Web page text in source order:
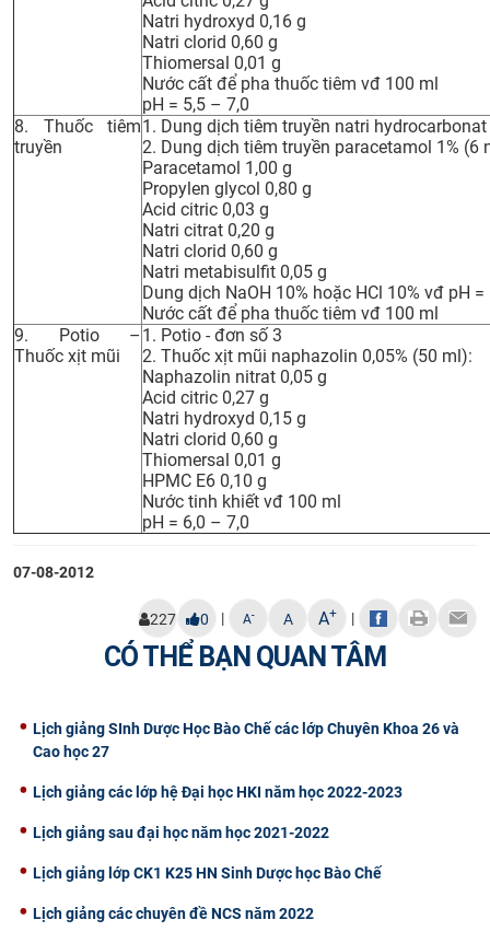
Natri hydroxyd 0,16 g
Natri clorid 0,60 g
Thiomersal 0,01 g
Nước cất để pha thuốc tiêm vđ 100 ml
pH = 5,5 – 7,0
8. Thuốc tiêm
truyền
1. Dung dịch tiêm truyền natri hydrocarbonat
2. Dung dịch tiêm truyền paracetamol 1% (6
Paracetamol 1,00 g
Propylen glycol 0,80 g
Acid citric 0,03 g
Natri citrat 0,20 g
Natri clorid 0,60 g
Natri metabisulfit 0,05 g
Dung dịch NaOH 10% hoặc HCl 10% vđ pH
Nước cất để pha thuốc tiêm vđ 100 ml
9. Potio –
Thuốc xịt mũi
1. Potio - đơn số 3
2. Thuốc xịt mũi naphazolin 0,05% (50 ml):
Naphazolin nitrat 0,05 g
Acid citric 0,27 g
Natri hydroxyd 0,15 g
Natri clorid 0,60 g
Thiomersal 0,01 g
HPMC E6 0,10 g
Nước tinh khiết vđ 100 ml
pH = 6,0 – 7,0
07-08-2012
227 0 | A- A A+ |
CÓ THỂ BẠN QUAN TÂM
Lịch giảng SInh Dược Học Bào Chế các lớp Chuyên Khoa 26 và
Cao học 27
Lịch giảng các lớp hệ Đại học HKI năm học 2022-2023
Lịch giảng sau đại học năm học 2021-2022
Lịch giảng lớp CK1 K25 HN Sinh Dược học Bào Chế
Lịch giảng các chuyên đề NCS năm 2022